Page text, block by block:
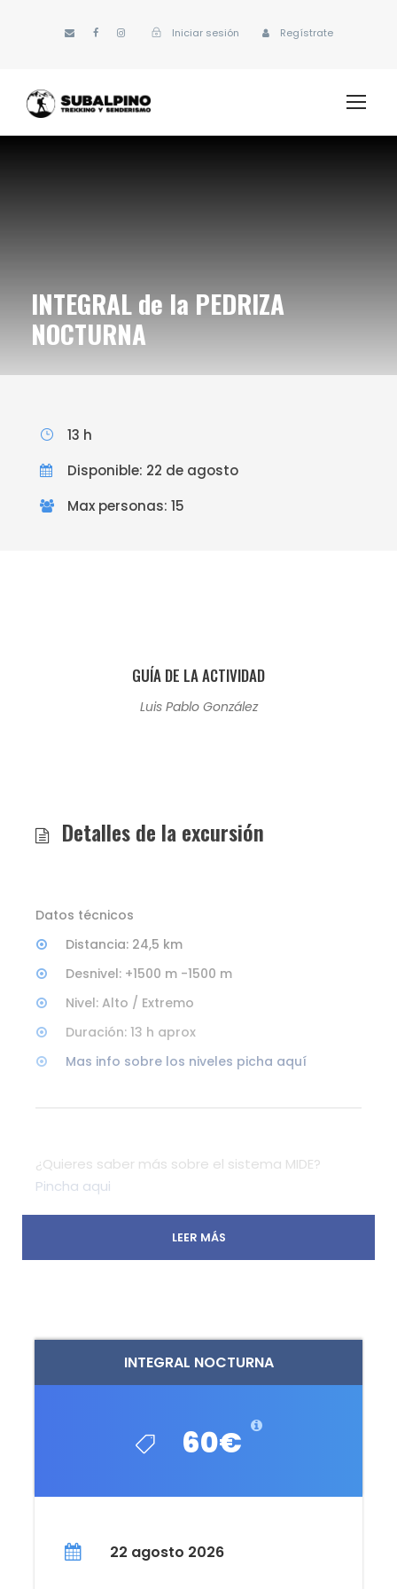
Iniciar sesión Regístrate
INTEGRAL de la PEDRIZA
NOCTURNA
INTEGRAL NOCTURNA
60€
22 agosto 2026
13 h
Disponible: 22 de agosto
Max personas: 15
GUÍA DE LA ACTIVIDAD
Luis Pablo González
Detalles de la excursión
Datos técnicos
Distancia: 24,5 km
Desnivel: +1500 m -1500 m
Nivel: Alto / Extremo
Duración: 13 h aprox
Mas info sobre los niveles picha aquí
¿Quieres saber más sobre el sistema MIDE?
Pincha aqui
Lugar de salida y regreso
Plaza del pueblo, Manzanares el Real
Hora de salida
LEER MÁS